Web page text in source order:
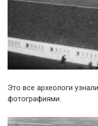
Это все археологи
фотографиями.